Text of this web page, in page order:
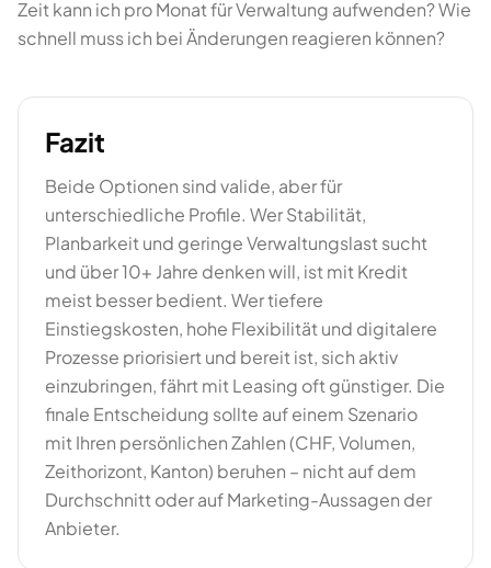
Zeit kann ich pro Monat für Verwaltung aufwenden? Wie
schnell muss ich bei Änderungen reagieren können?
Fazit
Beide Optionen sind valide, aber für
unterschiedliche Profile. Wer Stabilität,
Planbarkeit und geringe Verwaltungslast sucht
und über 10+ Jahre denken will, ist mit Kredit
meist besser bedient. Wer tiefere
Einstiegskosten, hohe Flexibilität und digitalere
Prozesse priorisiert und bereit ist, sich aktiv
einzubringen, fährt mit Leasing oft günstiger. Die
finale Entscheidung sollte auf einem Szenario
mit Ihren persönlichen Zahlen (CHF, Volumen,
Zeithorizont, Kanton) beruhen – nicht auf dem
Durchschnitt oder auf Marketing-Aussagen der
Anbieter.